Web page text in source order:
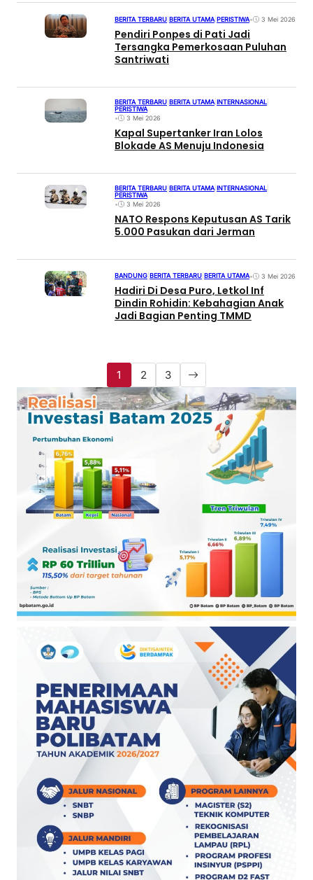
BERITA TERBARU BERITA UTAMA PERISTIWA• 3 Mei 2026
Pendiri Ponpes di Pati Jadi
Tersangka Pemerkosaan Puluhan
Santriwati
BERITA TERBARU BERITA UTAMA INTERNASIONAL
PERISTIWA
•
3 Mei 2026
Kapal Supertanker Iran Lolos
Blokade AS Menuju Indonesia
BERITA TERBARU BERITA UTAMA INTERNASIONAL
PERISTIWA
•
3 Mei 2026
NATO Respons Keputusan AS Tarik
5.000 Pasukan dari Jerman
BANDUNG BERITA TERBARU BERITA UTAMA• 3 Mei 2026
Hadiri Di Desa Puro, Letkol Inf
Dindin Rohidin: Kebahagian Anak
Jadi Bagian Penting TMMD
1 2 3